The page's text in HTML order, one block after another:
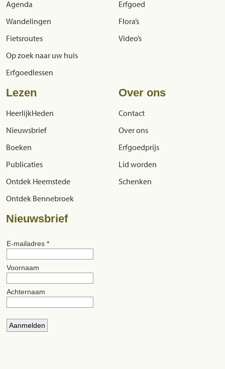
Agenda
Wandelingen
Fietsroutes
Op zoek naar uw huis
Erfgoedlessen
Erfgoed
Flora’s
Video’s
Lezen
HeerlijkHeden
Nieuwsbrief
Boeken
Publicaties
Ontdek Heemstede
Ontdek Bennebroek
Over ons
Contact
Over ons
Erfgoedprijs
Lid worden
Schenken
Nieuwsbrief